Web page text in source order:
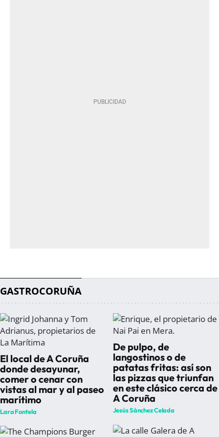
GASTROCORUÑA
El local de A Coruña
donde desayunar,
comer o cenar con
vistas al mar y al paseo
marítimo
Lara Fontela
De pulpo, de
langostinos o de
patatas fritas: así son
las pizzas que triunfan
en este clásico cerca de
A Coruña
Jesús Sánchez Celada